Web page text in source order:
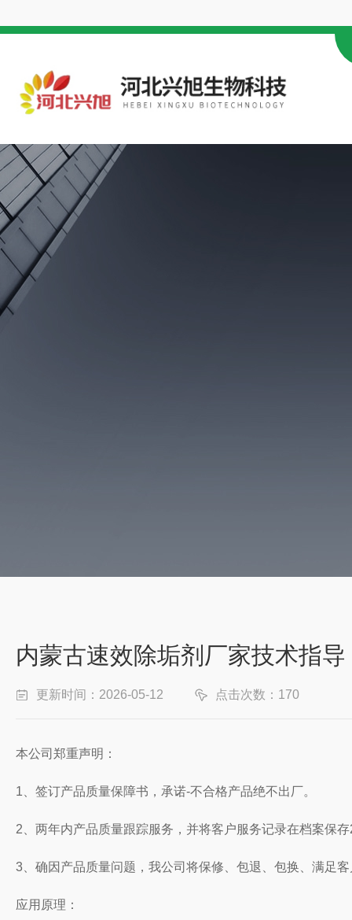
内蒙古速效除垢剂厂家技术指导
更新时间：2026-05-12 点击次数：170
本公司郑重声明：
1、签订产品质量保障书，承诺-不合格产品绝不出厂。
2、两年内产品质量跟踪服务，并将客户服务记录在档案保
3、确因产品质量问题，我公司将保修、包退、包换、满足
应用原理：